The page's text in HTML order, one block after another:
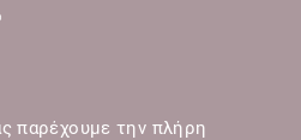
παρέχουμε την πλήρη